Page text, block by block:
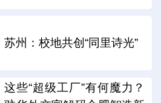
苏州：校地共创“同里诗光”
这些“超级工厂”有何魔力？